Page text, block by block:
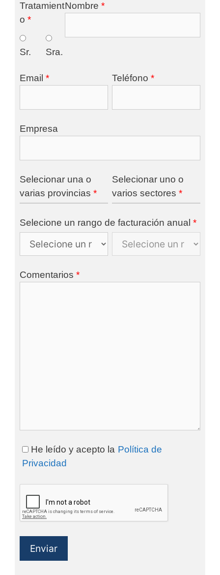
Tratamient
o *
Sr. Sra.
Nombre *
Email * Teléfono *
Empresa
Selecionar una o
varias provincias *
Selecionar uno o
varios sectores *
Selecione un rango de facturación anual *
Comentarios *
He leído y acepto la Política de
Privacidad
Enviar